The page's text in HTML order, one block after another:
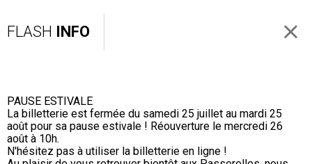
FLASH INFO
PAUSE ESTIVALE
La billetterie est fermée du samedi 25 juillet au mardi 25
août pour sa pause estivale ! Réouverture le mercredi 26
août à 10h.
N'hésitez pas à utiliser la billetterie en ligne !